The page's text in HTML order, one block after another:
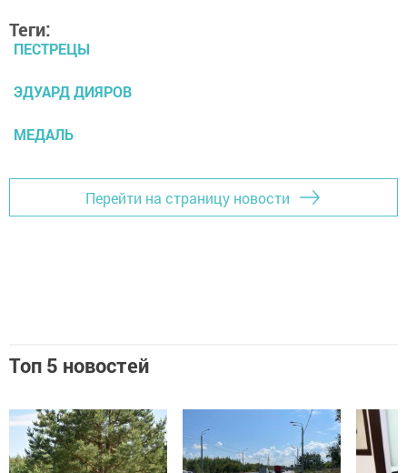
Теги:
ПЕСТРЕЦЫ
ЭДУАРД ДИЯРОВ
МЕДАЛЬ
Перейти на страницу новости
Топ 5 новостей